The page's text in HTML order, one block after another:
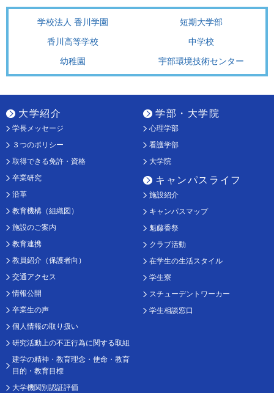
学校法人 香川学園
短期大学部
香川高等学校
中学校
幼稚園
宇部環境技術センター
大学紹介
学長メッセージ
３つのポリシー
取得できる免許・資格
卒業研究
沿革
教育機構（組織図）
施設のご案内
教育連携
教員紹介（保護者向）
交通アクセス
情報公開
卒業生の声
個人情報の取り扱い
研究活動上の不正行為に関する取組
建学の精神・教育理念・使命・教育
目的・教育目標
大学機関別認証評価
学部・大学院
心理学部
看護学部
大学院
キャンパスライフ
施設紹介
キャンパスマップ
魁藤香祭
クラブ活動
在学生の生活スタイル
学生寮
スチューデントワーカー
学生相談窓口